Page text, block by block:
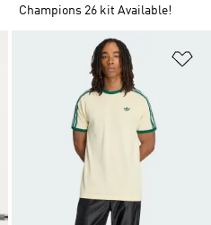
Champions 26 kit Available!
Dodaj do listy życzeń